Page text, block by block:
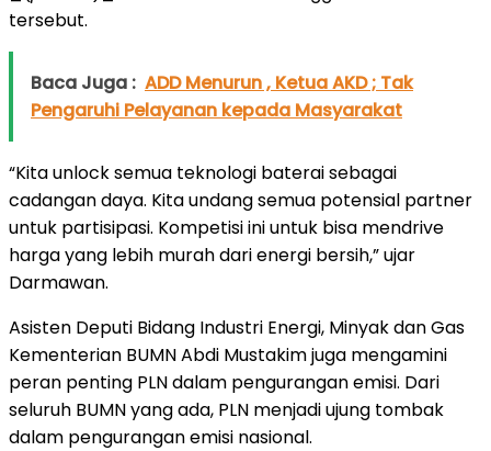
tersebut.
Baca Juga : ADD Menurun , Ketua AKD ; Tak
Pengaruhi Pelayanan kepada Masyarakat
“Kita unlock semua teknologi baterai sebagai
cadangan daya. Kita undang semua potensial partner
untuk partisipasi. Kompetisi ini untuk bisa mendrive
harga yang lebih murah dari energi bersih,” ujar
Darmawan.
Asisten Deputi Bidang Industri Energi, Minyak dan Gas
Kementerian BUMN Abdi Mustakim juga mengamini
peran penting PLN dalam pengurangan emisi. Dari
seluruh BUMN yang ada, PLN menjadi ujung tombak
dalam pengurangan emisi nasional.